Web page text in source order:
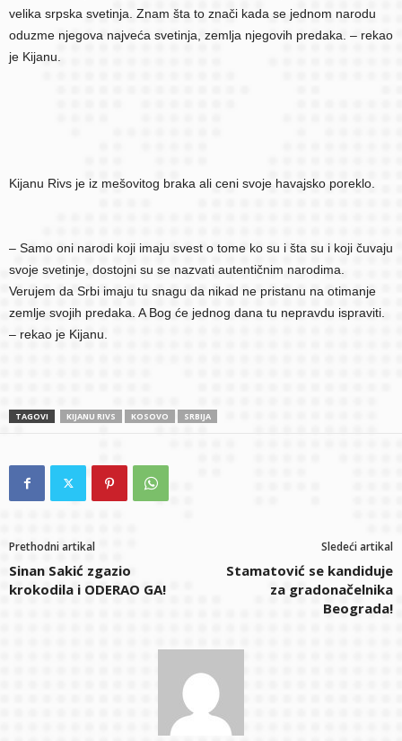
velika srpska svetinja. Znam šta to znači kada se jednom narodu
oduzme njegova najveća svetinja, zemlja njegovih predaka. – rekao
je Kijanu.
Kijanu Rivs je iz mešovitog braka ali ceni svoje havajsko poreklo.
– Samo oni narodi koji imaju svest o tome ko su i šta su i koji čuvaju
svoje svetinje, dostojni su se nazvati autentičnim narodima.
Verujem da Srbi imaju tu snagu da nikad ne pristanu na otimanje
zemlje svojih predaka. A Bog će jednog dana tu nepravdu ispraviti.
– rekao je Kijanu.
TAGOVI KIJANU RIVS KOSOVO SRBIJA
Prethodni artikal
Sinan Sakić zgazio
krokodila i ODERAO GA!
Sledeći artikal
Stamatović se kandiduje
za gradonačelnika
Beograda!